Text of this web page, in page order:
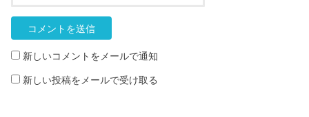
新しいコメントをメールで通知
新しい投稿をメールで受け取る